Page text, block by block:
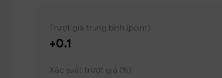
Trượt giá trung bình (point)
+0.1
Xác suất trượt giá (%)